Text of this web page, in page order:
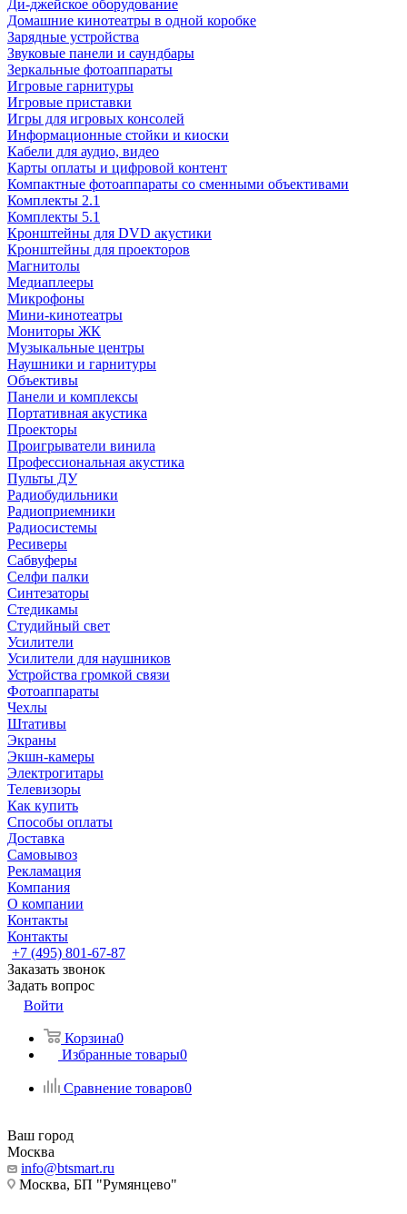
Ди-джейское оборудование
Домашние кинотеатры в одной коробке
Зарядные устройства
Звуковые панели и саундбары
Зеркальные фотоаппараты
Игровые гарнитуры
Игровые приставки
Игры для игровых консолей
Информационные стойки и киоски
Кабели для аудио, видео
Карты оплаты и цифровой контент
Компактные фотоаппараты со сменными объективами
Комплекты 2.1
Комплекты 5.1
Кронштейны для DVD акустики
Кронштейны для проекторов
Магнитолы
Медиаплееры
Микрофоны
Мини-кинотеатры
Мониторы ЖК
Музыкальные центры
Наушники и гарнитуры
Объективы
Панели и комплексы
Портативная акустика
Проекторы
Проигрыватели винила
Профессиональная акустика
Пульты ДУ
Радиобудильники
Радиоприемники
Радиосистемы
Ресиверы
Сабвуферы
Селфи палки
Синтезаторы
Стедикамы
Студийный свет
Усилители
Усилители для наушников
Устройства громкой связи
Фотоаппараты
Чехлы
Штативы
Экраны
Экшн-камеры
Электрогитары
Телевизоры
Как купить
Способы оплаты
Доставка
Самовывоз
Рекламация
Компания
О компании
Контакты
Контакты
+7 (495) 801-67-87
Заказать звонок
Задать вопрос
Войти
Корзина0
Избранные товары0
Сравнение товаров0
Ваш город
Москва
info@btsmart.ru
Москва, БП "Румянцево"